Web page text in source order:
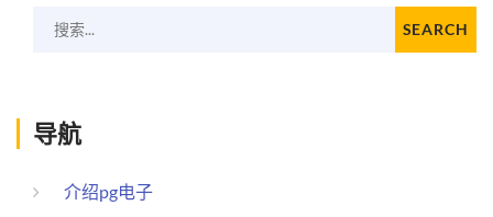
搜索... SEARCH
导航
介绍pg电子